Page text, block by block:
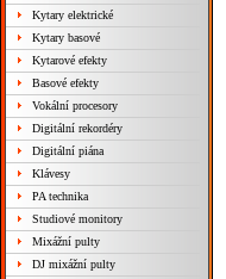
Kytary elektrické
Kytary basové
Kytarové efekty
Basové efekty
Vokální procesory
Digitální rekordéry
Digitální piána
Klávesy
PA technika
Studiové monitory
Mixážní pulty
DJ mixážní pulty